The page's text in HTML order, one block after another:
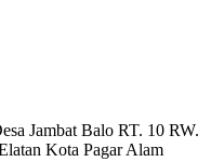
Jambat Balo RT. 10 RW.
Kota Pagar Alam